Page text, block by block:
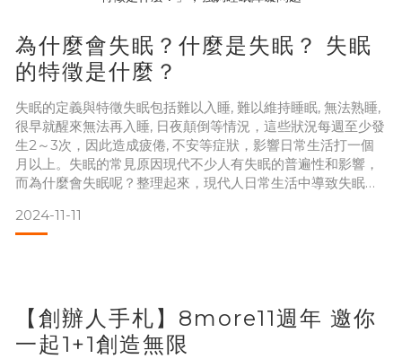
為什麼會失眠？什麼是失眠？ 失眠
的特徵是什麼？
失眠的定義與特徵失眠包括難以入睡, 難以維持睡眠, 無法熟睡,
很早就醒來無法再入睡, 日夜顛倒等情況，這些狀況每週至少發
生2～3次，因此造成疲倦, 不安等症狀，影響日常生活打一個
月以上。失眠的常見原因現代不少人有失眠的普遍性和影響，
而為什麼會失眠呢？整理起來，現代人日常生活中導致失眠的
手機, 看電視, 飲用含咖啡因多的飲料或睡前飲酒, 沈迷玩手遊遊
戲等。（2） 環境因素：旅遊或出差時差導致, 睡覺環境改變,
2024-11-11
【創辦人手札】8more11週年 邀你
一起1+1創造無限